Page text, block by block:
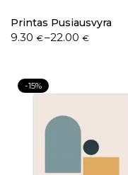
Printas Pusiausvyra
9.30 €–22.00€
-15%